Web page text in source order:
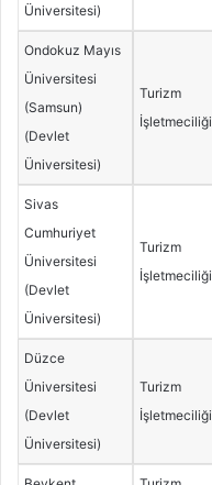
Üniversitesi)
Ondokuz Mayıs
Üniversitesi
(Samsun)
(Devlet
Üniversitesi)
Turizm
İşletmeciliği
Sivas
Cumhuriyet
Üniversitesi
(Devlet
Üniversitesi)
Turizm
İşletmeciliği
Düzce
Üniversitesi
(Devlet
Üniversitesi)
Turizm
İşletmeciliği